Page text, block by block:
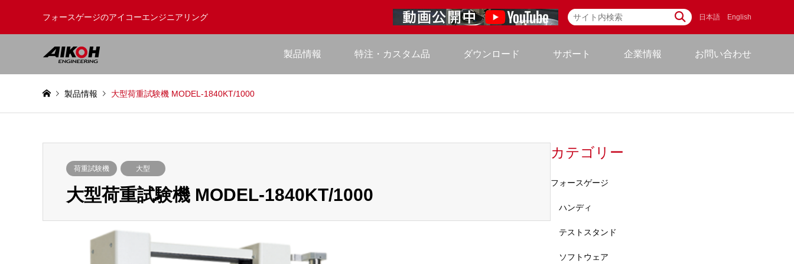
フォースゲージのアイコーエンジニアリング 日本語 English
製品情報 特注・カスタム品 ダウンロード サポート 企業情報 お問い合わせ
製品情報 大型荷重試験機 MODEL-1840KT/1000
荷重試験機 大型
大型荷重試験機 MODEL-1840KT/1000
カテゴリー
フォースゲージ
ハンディ
テストスタンド
ソフトウェア